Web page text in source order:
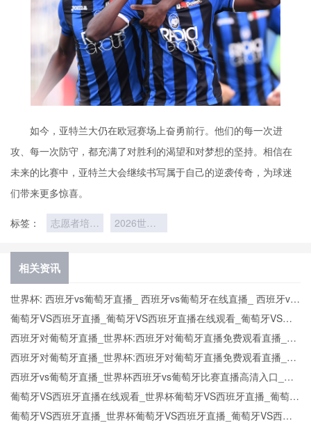
如今，亚特兰大仍在欧冠赛场上奋勇前行。他们的每一次进
攻、每一次防守，都充满了对胜利的渴望和对梦想的坚持。相信在
未来的比赛中，亚特兰大会继续书写属于自己的逆袭传奇，为球迷
们带来更多惊喜。
标签：
志愿者培训
日常
2026世界
杯青春力量
相关资讯
世界杯: 西班牙vs葡萄牙直播_ 西班牙vs葡萄牙在线直播_ 西班牙vs
葡萄牙CCTV5直播入口-24直播网
葡萄牙VS西班牙直播_葡萄牙VS西班牙直播在线观看_葡萄牙VS西
班牙实时全场直播入口
西班牙对葡萄牙直播_世界杯:西班牙对葡萄牙直播免费观看直播_世
界杯西班牙对葡萄牙直播在线观看高清无插件
西班牙对葡萄牙直播_世界杯:西班牙对葡萄牙直播免费观看直播_世
界杯西班牙对葡萄牙直播在线观看高清无插件
西班牙vs葡萄牙直播_世界杯西班牙vs葡萄牙比赛直播高清入口_西
班牙vs葡萄牙预测分析直播
葡萄牙VS西班牙直播在线观看_世界杯葡萄牙VS西班牙直播_葡萄牙
VS西班牙比赛观看直达入口
葡萄牙VS西班牙直播_世界杯葡萄牙VS西班牙直播_葡萄牙VS西班